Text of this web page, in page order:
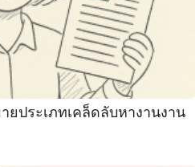
ยประเภทเคล็ดลับหางานงาน